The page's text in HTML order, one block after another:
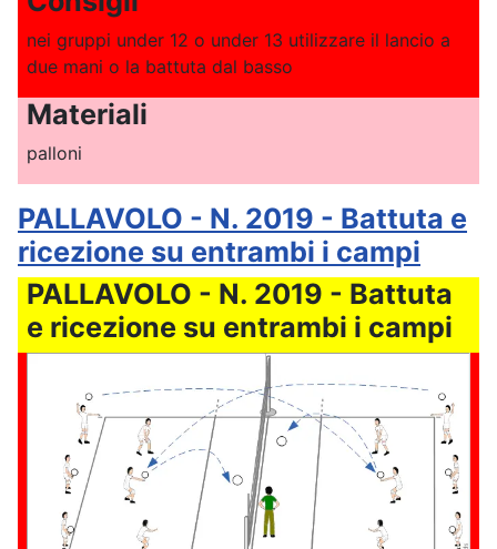
nei gruppi under 12 o under 13 utilizzare il lancio a
due mani o la battuta dal basso
Materiali
palloni
PALLAVOLO - N. 2019 - Battuta e
ricezione su entrambi i campi
PALLAVOLO - N. 2019 - Battuta
e ricezione su entrambi i campi